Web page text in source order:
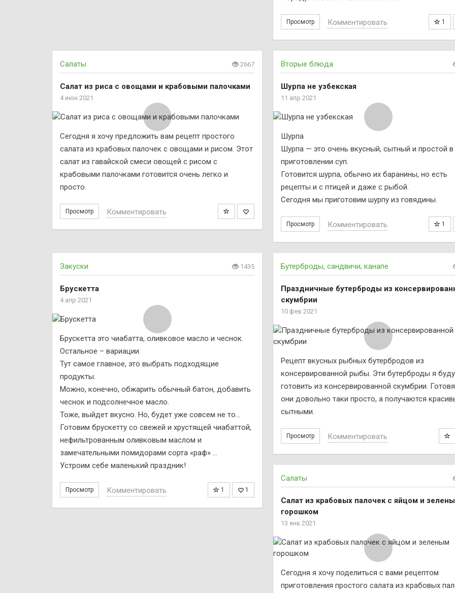
Просмотр 1
Комментировать
Салаты 2667
Салат из риса с овощами и крабовыми палочками
4 июн 2021
Сегодня я хочу предложить вам рецепт простого
салата из крабовых палочек с овощами и рисом. Этот
салат из гавайской смеси овощей с рисом с
крабовыми палочками готовится очень легко и
просто.
Просмотр Комментировать
Вторые блюда
Шурпа не узбекская
11 апр 2021
Шурпа
Шурпа — это очень вкусный, сытный и простой в
приготовлении суп.
Готовится шурпа, обычно их баранины, но есть
рецепты и с птицей и даже с рыбой.
Сегодня мы приготовим шурпу из говядины.
Просмотр 1
Комментировать
Закуски 1435
Брускетта
4 апр 2021
Брускетта это чиабатта, оливковое масло и чеснок.
Остальное – вариации.
Тут самое главное, это выбрать подходящие
продукты.
Можно, конечно, обжарить обычный батон, добавить
чеснок и подсолнечное масло.
Тоже, выйдет вкусно. Но, будет уже совсем не то…
Готовим брускетту со свежей и хрустящей чиабаттой,
нефильтрованным оливковым маслом и
замечательными помидорами сорта «раф» …
Устроим себе маленький праздник!
Просмотр 1 1
Комментировать
Бутерброды, сандвичи, канапе
Праздничные бутерброды из
скумбрии
10 фев 2021
Рецепт вкусных рыбных бутербродов из
консервированной рыбы. Эти бутерброды я буду
готовить из консервированной скумбрии.
они довольно таки просто, а получаются
сытными.
Просмотр Комментировать
Салаты
Салат из крабовых палочек с яйцом и
горошком
13 янв 2021
Сегодня я хочу поделиться с вами рецептом
приготовления простого салата из крабовых